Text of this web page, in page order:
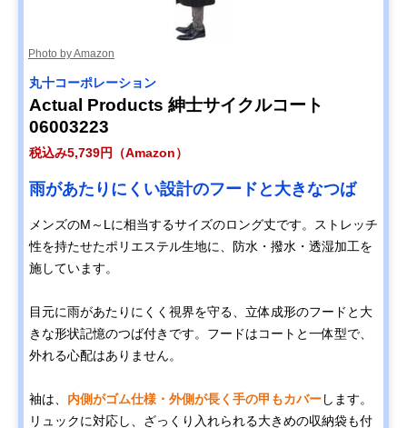
Photo by Amazon
丸十コーポレーション
Actual Products 紳士サイクルコート
06003223
税込み5,739円（Amazon）
雨があたりにくい設計のフードと大きなつば
メンズのM～Lに相当するサイズのロング丈です。ストレッチ
性を持たせたポリエステル生地に、防水・撥水・透湿加工を
施しています。
目元に雨があたりにくく視界を守る、立体成形のフードと大
きな形状記憶のつば付きです。フードはコートと一体型で、
外れる心配はありません。
袖は、 内側がゴム仕様・外側が長く手の甲もカバーします。
リュックに対応し、ざっくり入れられる大きめの収納袋も付